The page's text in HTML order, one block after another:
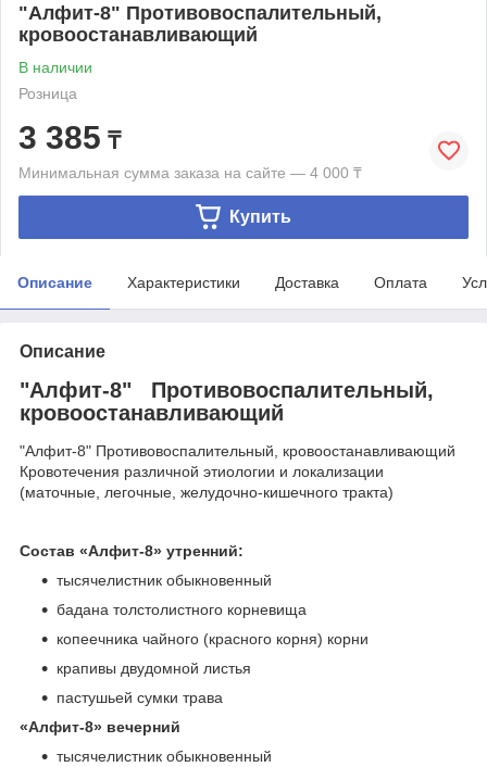
"Алфит-8" Противовоспалительный,
кровоостанавливающий
В наличии
Розница
3 385 ₸
Минимальная сумма заказа на сайте — 4 000 ₸
Купить
Описание Характеристики Доставка Оплата
Описание
"Алфит-8" Противовоспалительный,
кровоостанавливающий
"Алфит-8" Противовоспалительный, кровоостанавливающий
Кровотечения различной этиологии и локализации
(маточные, легочные, желудочно-кишечного тракта)
Состав «Алфит-8» утренний:
тысячелистник обыкновенный
бадана толстолистного корневища
копеечника чайного (красного корня) корни
крапивы двудомной листья
пастушьей сумки трава
«Алфит-8» вечерний
тысячелистник обыкновенный